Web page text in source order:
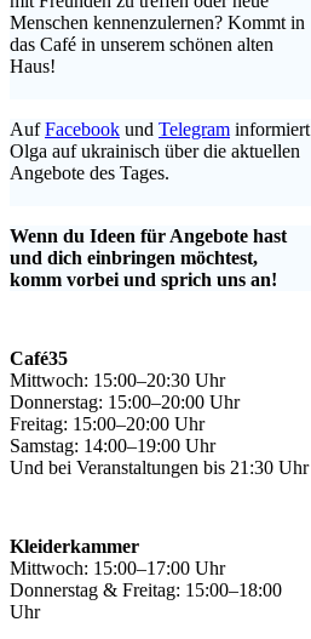
Menschen kennenzulernen? Kommt in
das Café in unserem schönen alten
Haus!
AufFacebook und Telegram informiert
Olga auf ukrainisch über die aktuellen
Angebote des Tages.
Wenn du Ideen für Angebote hast
und dich einbringen möchtest,
komm vorbei und sprich uns an!
Café35
Mittwoch: 15:00–20:30 Uhr
Donnerstag: 15:00–20:00 Uhr
Freitag: 15:00–20:00 Uhr
Samstag: 14:00–19:00 Uhr
Und bei Veranstaltungen bis 21:30 Uhr
Kleiderkammer
Mittwoch: 15:00–17:00 Uhr
Donnerstag & Freitag: 15:00–18:00
Uhr